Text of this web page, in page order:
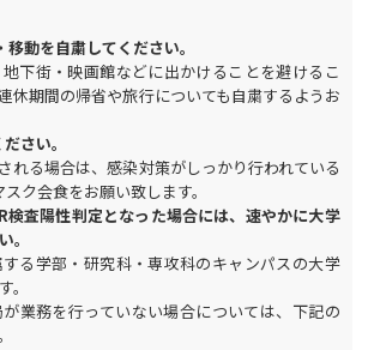
動を自粛してください。
下街・映画館などに出かけることを避けるこ
休期間の帰省や旅行についても自粛するようお
さい。
れる場合は、感染対策がしっかり行われている
ク会食をお願い致します。
検査陽性判定となった場合には、速やかに大学
。
る学部・研究科・専攻科のキャンパスの大学
業務を行っていない場合については、下記の